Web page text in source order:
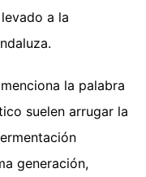
a la
la palabra
suelen arrugar la
generación,